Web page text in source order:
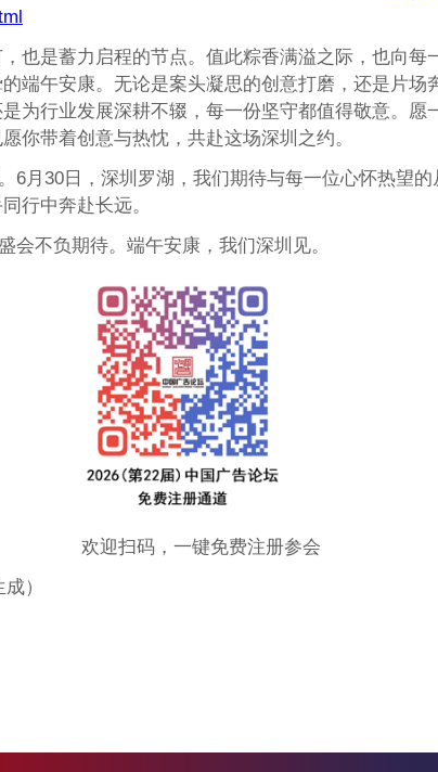
也是蓄力启程的节点。值此粽香满溢之际，也向每
端午安康。无论是案头凝思的创意打磨，还是片场
为行业发展深耕不辍，每一份坚守都值得敬意。愿
你带着创意与热忱，共赴这场深圳之约。
6月30日，深圳罗湖，我们期待与每一位心怀热望
行中奔赴长远。
会不负期待。端午安康，我们深圳见。
欢迎扫码，一键免费注册参会
）